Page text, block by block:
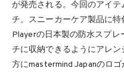
が発売される。今回のアイ
チ。スニーカーケア製品に
Playerの日本製の防水スプレ
チに収納できるようにアレ
方にmastermind Japanのロ